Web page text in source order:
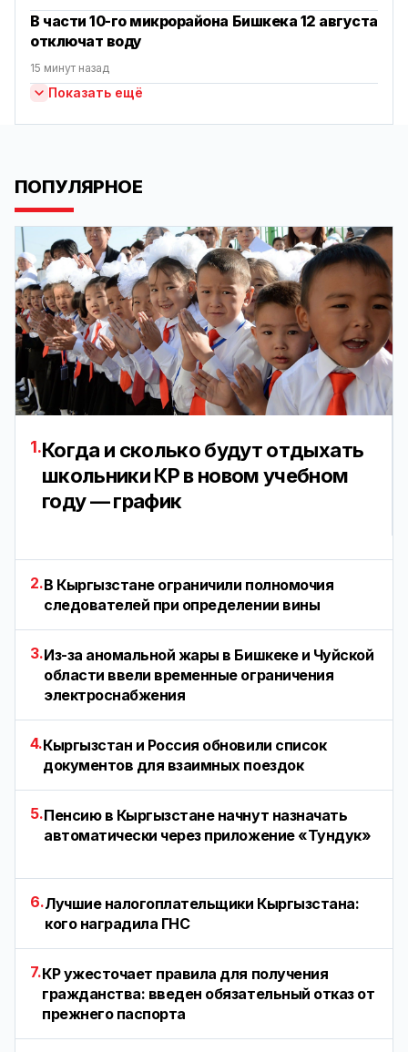
В части 10-го микрорайона Бишкека 12 августа
отключат воду
15 минут назад
Показать ещё
ПОПУЛЯРНОЕ
1.Когда и сколько будут отдыхать
школьники КР в новом учебном
году — график
2.В Кыргызстане ограничили полномочия
следователей при определении вины
3.Из-за аномальной жары в Бишкеке и Чуйской
области ввели временные ограничения
электроснабжения
4.Кыргызстан и Россия обновили список
документов для взаимных поездок
5.Пенсию в Кыргызстане начнут назначать
автоматически через приложение «Тундук»
6.Лучшие налогоплательщики Кыргызстана:
кого наградила ГНС
7.КР ужесточает правила для получения
гражданства: введен обязательный отказ от
прежнего паспорта